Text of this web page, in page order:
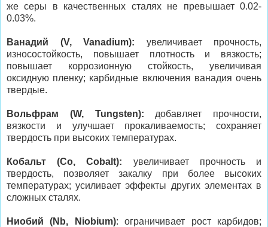
же серы в качественных сталях не превышает 0.02-
0.03%.
Ванадий (V, Vanadium): увеличивает прочность,
износостойкость, повышает плотность и вязкость;
повышает коррозионную стойкость, увеличивая
оксидную пленку; карбидные включения ванадия очень
твердые.
Вольфрам (W, Tungsten): добавляет прочности,
вязкости и улучшает прокаливаемость; сохраняет
твердость при высоких температурах.
Кобальт (Co, Cobalt): увеличивает прочность и
твердость, позволяет закалку при более высоких
температурах; усиливает эффекты других элементах в
сложных сталях.
Ниобий (Nb, Niobium): ограничивает рост карбидов;